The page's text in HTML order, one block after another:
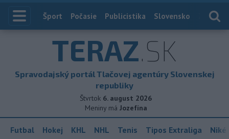
Index
Šport Počasie Publicistika Slovensko
TERAZ.SK
Spravodajský portál Tlačovej agentúry Slovenskej
republiky
Štvrtok 6. august 2026
Meniny má Jozefína
Futbal Hokej KHL NHL Tenis Tipos Extraliga